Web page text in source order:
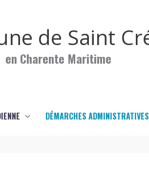
de Saint
en Charente Maritime
DÉMARCHES ADMINISTRATIVES